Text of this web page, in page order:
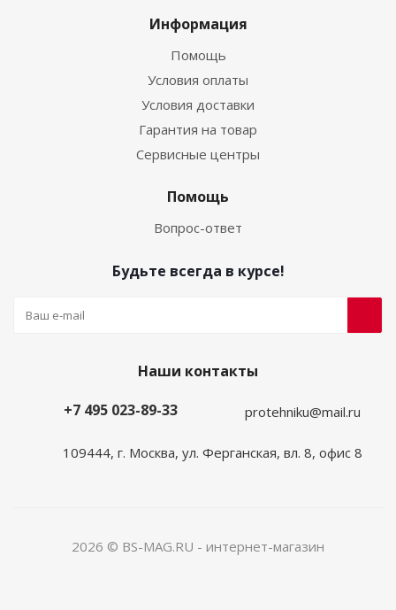
Информация
Помощь
Условия оплаты
Условия доставки
Гарантия на товар
Сервисные центры
Помощь
Вопрос-ответ
Будьте всегда в курсе!
Наши контакты
+7 495 023-89-33
protehniku@mail.ru
109444, г. Москва, ул. Ферганская, вл. 8, офис 8
2026 © BS-MAG.RU - интернет-магазин